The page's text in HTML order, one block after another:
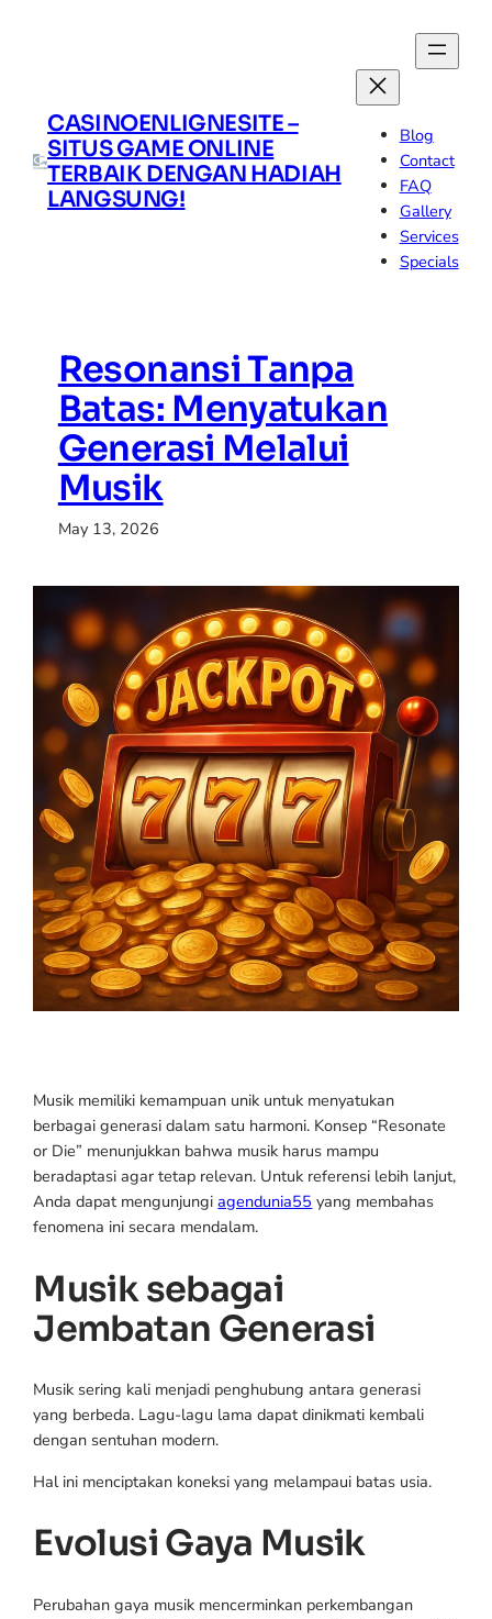
CASINOENLIGNESITE –
SITUS GAME ONLINE
TERBAIK DENGAN HADIAH
LANGSUNG!
Blog
Contact
FAQ
Gallery
Services
Specials
Resonansi Tanpa
Batas: Menyatukan
Generasi Melalui
Musik
May 13, 2026
Musik memiliki kemampuan unik untuk menyatukan
berbagai generasi dalam satu harmoni. Konsep “Resonate
or Die” menunjukkan bahwa musik harus mampu
beradaptasi agar tetap relevan. Untuk referensi lebih lanjut,
Anda dapat mengunjungiagendunia55 yang membahas
fenomena ini secara mendalam.
Musik sebagai
Jembatan Generasi
Musik sering kali menjadi penghubung antara generasi
yang berbeda. Lagu-lagu lama dapat dinikmati kembali
dengan sentuhan modern.
Hal ini menciptakan koneksi yang melampaui batas usia.
Evolusi Gaya Musik
Perubahan gaya musik mencerminkan perkembangan